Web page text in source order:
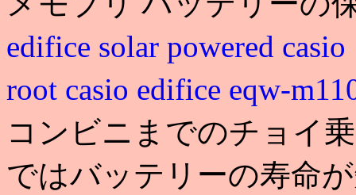
edifice solar powered
root casio edifice eqw-
コンビニまでのチョイ
ではバッテリーの寿命